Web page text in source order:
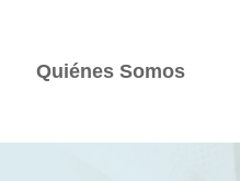
Quiénes Somos